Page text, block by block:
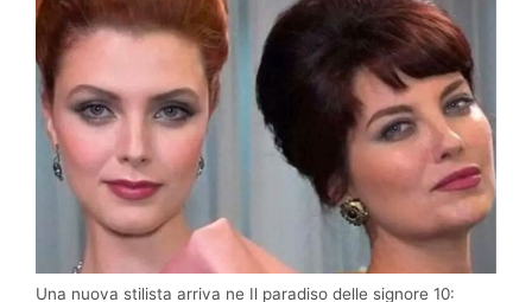
Una nuova stilista arriva ne Il paradiso delle signore 10: